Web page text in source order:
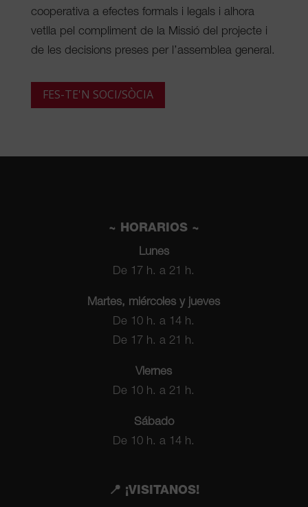
cooperativa a efectes formals i legals i alhora
vetlla pel compliment de la Missió del projecte i
de les decisions preses per l’assemblea general.
FES-TE'N SOCI/SÒCIA
~ HORARIOS ~
Lunes
De 17 h. a 21 h.
Martes, miércoles y jueves
De 10 h. a 14 h.
De 17 h. a 21 h.
Viernes
De 10 h. a 21 h.
Sábado
De 10 h. a 14 h.
📍 ¡VISITANOS!